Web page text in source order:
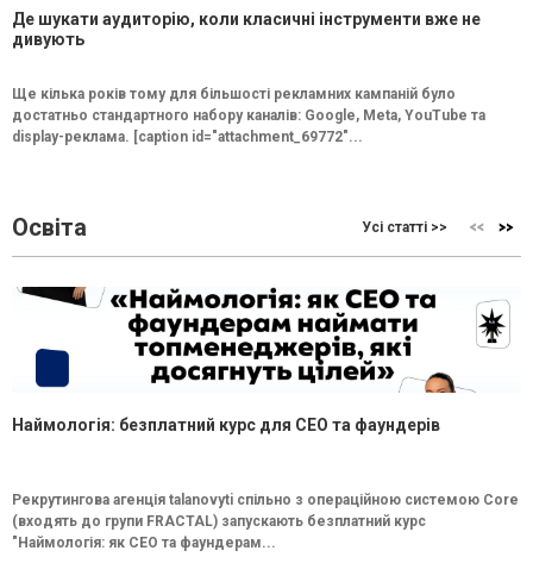
Де шукати аудиторію, коли класичні інструменти вже не
дивують
Ще кілька років тому для більшості рекламних кампаній було
достатньо стандартного набору каналів: Google, Meta, YouTube та
display-реклама. [caption id="attachment_69772"...
Освіта Усі статті >>
Наймологія: безплатний курс для CEO та фаундерів
Рекрутингова агенція talanovyti спільно з операційною системою Core
(входять до групи FRACTAL) запускають безплатний курс
"Наймологія: як СEO та фаундерам...